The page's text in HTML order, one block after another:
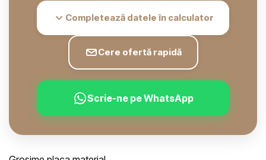
Completează datele în calculator
Cere ofertă rapidă
Scrie-ne pe WhatsApp